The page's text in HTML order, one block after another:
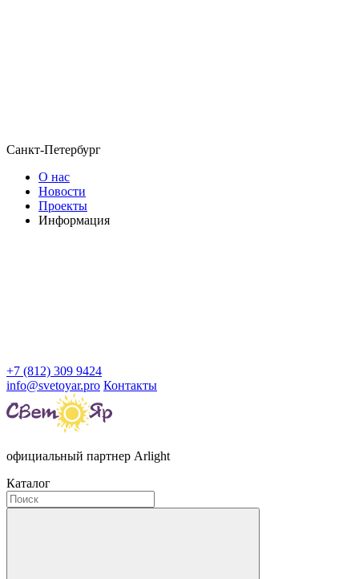
Санкт-Петербург
О нас
Новости
Проекты
Информация
+7 (812) 309 9424
info@svetoyar.pro Контакты
официальный партнер Arlight
Каталог